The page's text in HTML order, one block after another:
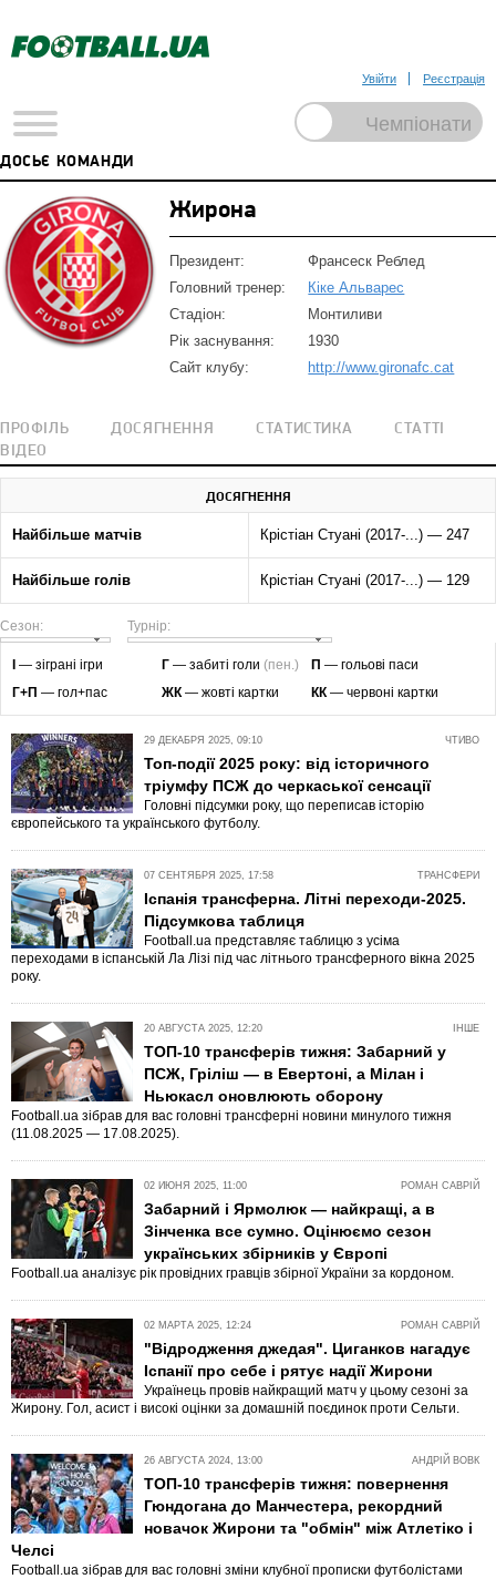
Увійти Реєстрація
ДОСЬЄ КОМАНДИ
Жирона
Президент:
Франсеск Реблед
Головний тренер:
Кіке Альварес
Стадіон:
Монтиливи
Рік заснування:
1930
Сайт клубу:
http://www.gironafc.cat
ПРОФІЛЬ ДОСЯГНЕННЯ СТАТИСТИКА
СТАТТІ
ВІДЕО
ДОСЯГНЕННЯ
Найбільше матчів Крістіан Стуані (2017-...) — 247
Найбільше голів Крістіан Стуані (2017-...) — 129
Сезон: Турнір:
— зіграні ігри Г — забиті голи(пен.) П — гольові паси
Г+П — гол+пас ЖК— жовті картки КК— червоні картки
ЧТИВО
29 ДЕКАБРЯ 2025, 09:10
Топ-події 2025 року: від історичного
тріумфу ПСЖ до черкаської сенсації
Головні підсумки року, що переписав історію
європейського та українського футболу.
ТРАНСФЕРИ
07 СЕНТЯБРЯ 2025, 17:58
Іспанія трансферна. Літні переходи-2025.
Підсумкова таблиця
Football.ua представляє таблицю з усіма
переходами в іспанській Ла Лізі під час літнього трансферного вікна 2025
року.
ІНШЕ
20 АВГУСТА 2025, 12:20
ТОП-10 трансферів тижня: Забарний у
ПСЖ, Гріліш — в Евертоні, а Мілан і
Ньюкасл оновлюють оборону
Football.ua зібрав для вас головні трансферні новини минулого тижня
(11.08.2025 — 17.08.2025).
РОМАН САВРІЙ
02 ИЮНЯ 2025, 11:00
Забарний і Ярмолюк — найкращі, а в
Зінченка все сумно. Оцінюємо сезон
українських збірників у Європі
Football.ua аналізує рік провідних гравців збірної України за кордоном.
РОМАН САВРІЙ
02 МАРТА 2025, 12:24
"Відродження джедая". Циганков нагадує
Іспанії про себе і рятує надії Жирони
Українець провів найкращий матч у цьому сезоні за
Жирону. Гол, асист і високі оцінки за домашній поєдинок проти Сельти.
АНДРІЙ ВОВК
26 АВГУСТА 2024, 13:00
ТОП-10 трансферів тижня: повернення
Гюндогана до Манчестера, рекордний
новачок Жирони та "обмін" між Атлетіко і
Челсі
Football.ua зібрав для вас головні зміни клубної прописки футболістами